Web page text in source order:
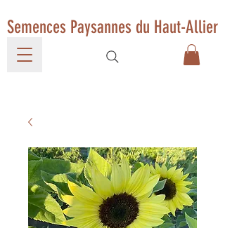
Semences Paysannes du Haut-Allier